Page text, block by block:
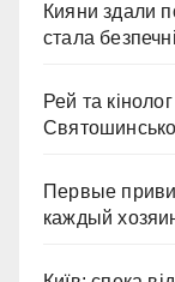
Кияни здали
стала
Рей та
Первые
каждый